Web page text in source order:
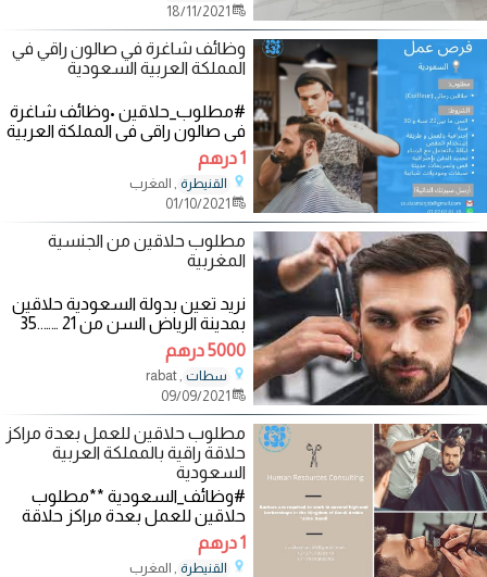
وظائف شاغرة في صالون راقي في
المملكة العربية السعودية
#مطلوب_حلاقين •وظائف شاغرة
في صالون راقي في المملكة العربية
السعودية (عرعر) بالمسمى التالي
1 درهم
القنيطرة , المغرب
مطلوب حلاقين من الجنسية
المغربية
نريد تعين بدولة السعودية حلاقين
بمدينة الرياض السن من 21 ……..35
متوفر
5000 درهم
سطات , rabat
مطلوب حلاقين للعمل بعدة مراكز
حلاقة راقية بالمملكة العربية
السعودية
#وظائف_السعودية **مطلوب
حلاقين للعمل بعدة مراكز حلاقة
راقية بالمملكة العربية السعودية
بالمسمى
1 درهم
القنيطرة , المغرب